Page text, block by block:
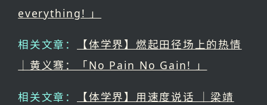
everything! 」
相关文章：
【体学界】燃起田径场上的热情
｜黄义骞：「No Pain No Gain! 」
相关文章：
【体学界】用速度说话 ｜梁靖